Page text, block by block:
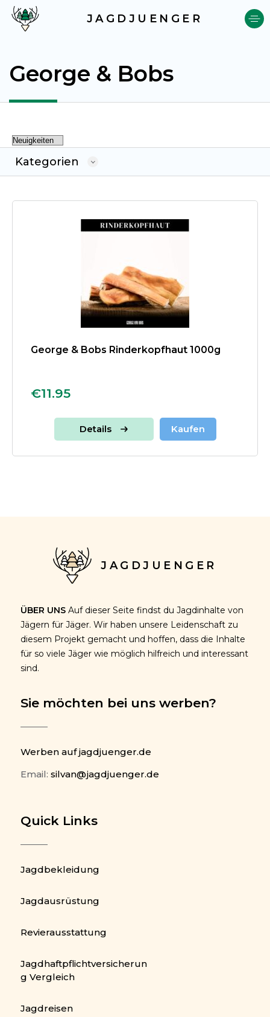
JAGDJUENGER
George & Bobs
George & Bobs Rinderkopfhaut 1000g
€11.95
Details Kaufen
Kategorien
JAGDJUENGER
ÜBER UNS Auf dieser Seite findst du Jagdinhalte von
Jägern für Jäger. Wir haben unsere Leidenschaft zu
diesem Projekt gemacht und hoffen, dass die Inhalte
für so viele Jäger wie möglich hilfreich und interessant
sind.
Sie möchten bei uns werben?
Werben auf jagdjuenger.de
Email: silvan@jagdjuenger.de
Quick Links
Jagdbekleidung
Jagdausrüstung
Revierausstattung
Jagdhaftpflichtversicherun
g Vergleich
Jagdreisen